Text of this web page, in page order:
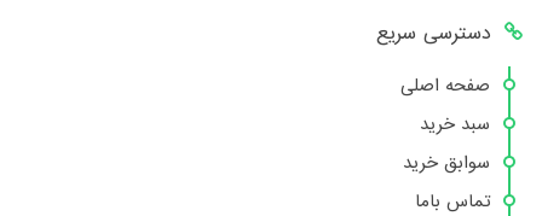
دسترسی سریع
صفحه اصلی
سبد خرید
سوابق خرید
تماس باما